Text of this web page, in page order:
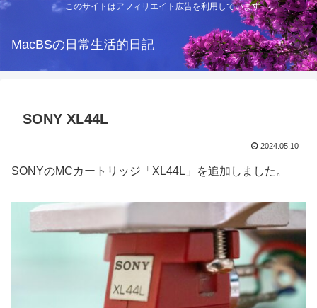
このサイトはアフィリエイト広告を利用しています
MacBSの日常生活的日記
SONY XL44L
2024.05.10
SONYのMCカートリッジ「XL44L」を追加しました。